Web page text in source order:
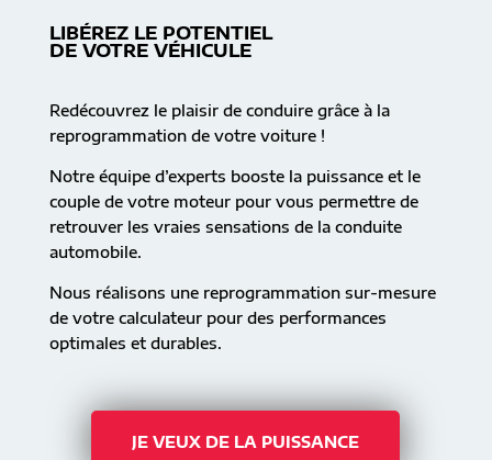
LIBÉREZ LE POTENTIEL
DE VOTRE VÉHICULE
Redécouvrez le plaisir de conduire grâce à la
reprogrammation de votre voiture !
Notre équipe d’experts booste la puissance et le
couple de votre moteur pour vous permettre de
retrouver les vraies sensations de la conduite
automobile.
Nous réalisons une reprogrammation sur-mesure
de votre calculateur pour des performances
optimales et durables.
JE VEUX DE LA PUISSANCE